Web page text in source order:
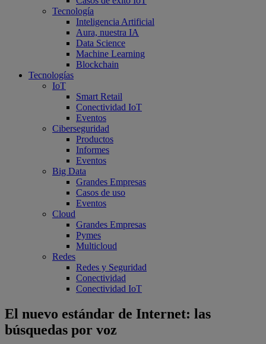
Tecnología
Inteligencia Artificial
Aura, nuestra IA
Data Science
Machine Learning
Blockchain
Tecnologías
IoT
Smart Retail
Conectividad IoT
Eventos
Ciberseguridad
Productos
Informes
Eventos
Big Data
Grandes Empresas
Casos de uso
Eventos
Cloud
Grandes Empresas
Pymes
Multicloud
Redes
Redes y Seguridad
Conectividad
Conectividad IoT
El nuevo estándar de Internet: las
búsquedas por voz